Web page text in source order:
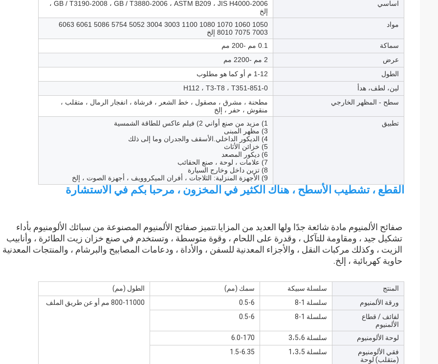
اساسي
GB / T3190-2008 ، GB / T3880-2006 ، ASTM B209 ، JIS H4000-2006 ،
إلخ
مواد
1050 1060 1070 1080 1100 3003 3004 5052 5754 5086 6061 6063
7003 7075 8010 إلخ
سماكة
0.1 مم -200 مم
عرض
2 مم -2200 مم
الطول
1-12 م أو كما هو مطلوب
لين، لطف، هدأ
0-H112 ، T3-T8 ، T351-851
سطح - المظهر الخارجي
مطحنة ، مشرق ، مصقول ، خط الشعر ، فرشاة ، انفجار الرمال ، متقلب ،
منقوش ، حفر ، إلخ
تطبيق
1) مزيد من صنع أواني 2) فيلم عاكس للطاقة الشمسية
3) مظهر المبنى
4) الديكور الداخلي.الأسقف والجدران وما إلى ذلك
5) خزائن الأثاث
6) ديكور المصعد
7) علامات ، لوحة ، صنع الحقائب
8) تزين داخل وخارج السيارة
9) الأجهزة المنزلية: الثلاجات ، أفران الميكروويف ، أجهزة الصوت ، إلخ
القطع ، تشطيب الأسطح ، هناك الكثير في المخزون ، مرحبا بكم في الاستشارة
حاوية كهربائية ، إلخ.
المنتج سلسلة سبيكة سمك (مم)
الطول (مم)
ورقة الألمنيوم
سلسلة 1-8 0.5-6
800-11000 مم أو عن طريق الملف
لفائف / قطاع
الألمنيوم
سلسلة 1-8 0.5-6
لوحة الألومنيوم سلسلة 3،5،6
6.0-170
فقي الألومنيوم
(متقلب) لوحة
سلسلة 1،3،5 1.5-6.35